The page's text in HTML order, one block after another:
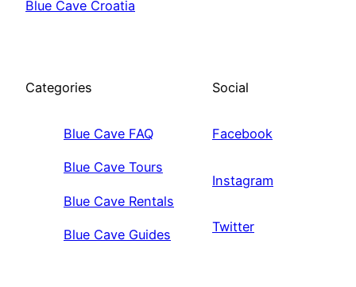
Blue Cave Croatia
Categories
Blue Cave FAQ
Blue Cave Tours
Blue Cave Rentals
Blue Cave Guides
Social
Facebook
Instagram
Twitter